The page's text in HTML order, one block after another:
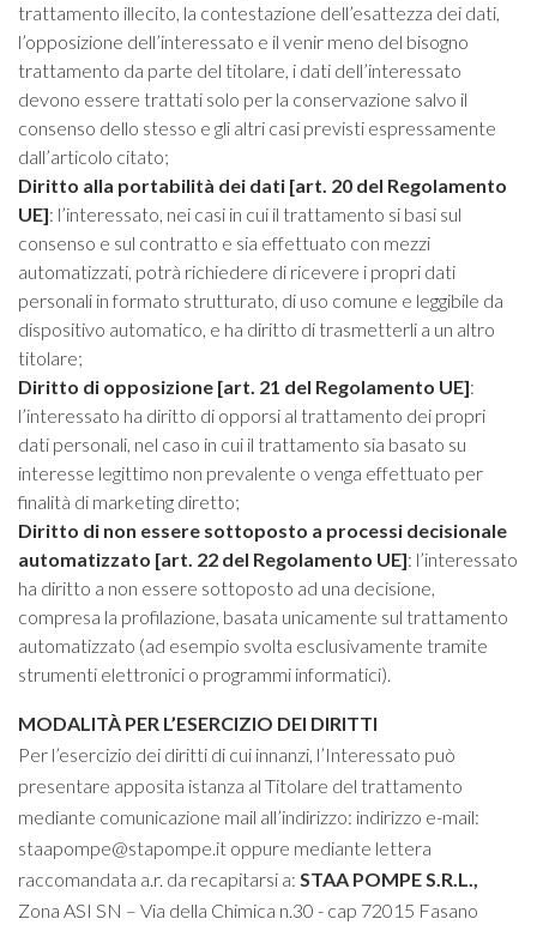
trattamento illecito, la contestazione dell’esattezza dei dati,
l’opposizione dell’interessato e il venir meno del bisogno
trattamento da parte del titolare, i dati dell’interessato
devono essere trattati solo per la conservazione salvo il
consenso dello stesso e gli altri casi previsti espressamente
dall’articolo citato;
Diritto alla portabilità dei dati [art. 20 del Regolamento
UE]: l’interessato, nei casi in cui il trattamento si basi sul
consenso e sul contratto e sia effettuato con mezzi
automatizzati, potrà richiedere di ricevere i propri dati
personali in formato strutturato, di uso comune e leggibile da
dispositivo automatico, e ha diritto di trasmetterli a un altro
titolare;
Diritto di opposizione [art. 21 del Regolamento UE]:
l’interessato ha diritto di opporsi al trattamento dei propri
dati personali, nel caso in cui il trattamento sia basato su
interesse legittimo non prevalente o venga effettuato per
finalità di marketing diretto;
Diritto di non essere sottoposto a processi decisionale
automatizzato [art. 22 del Regolamento UE]: l’interessato
ha diritto a non essere sottoposto ad una decisione,
compresa la profilazione, basata unicamente sul trattamento
automatizzato (ad esempio svolta esclusivamente tramite
strumenti elettronici o programmi informatici).
MODALITÀ PER L’ESERCIZIO DEI DIRITTI
Per l’esercizio dei diritti di cui innanzi, l’Interessato può
presentare apposita istanza al Titolare del trattamento
mediante comunicazione mail all’indirizzo: indirizzo e-mail:
staapompe@stapompe.it oppure mediante lettera
raccomandata a.r. da recapitarsi a: STAA POMPE S.R.L.,
Zona ASI SN – Via della Chimica n.30 - cap 72015 Fasano